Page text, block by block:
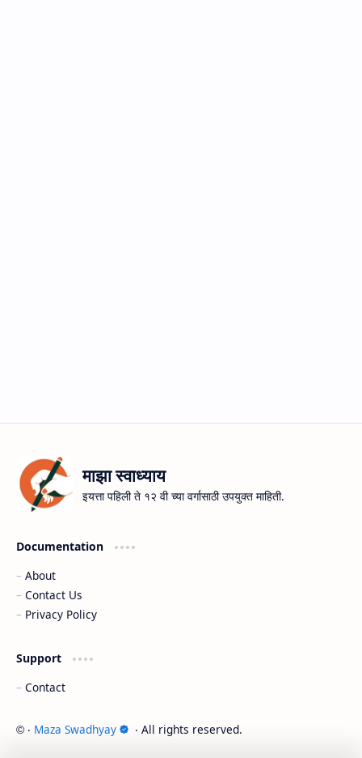
माझा स्वाध्याय
इयत्ता पहिली ते १२ वी च्या वर्गासाठी उपयुक्त माहिती.
Documentation
About
Contact Us
Privacy Policy
Support
Contact
© ‧ Maza Swadhyay ‧ All rights reserved.